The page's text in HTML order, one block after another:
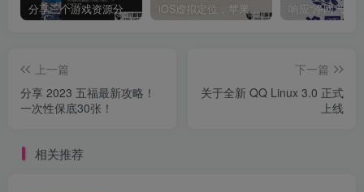
分享三个游戏资源分享的网站，包含Switch游戏、PS4游戏、Steam的单机游戏 iOS虚拟定位，苹果手机如何进行虚拟定位？附四种方法教程
上一篇
分享 2023 五福最新攻略！
一次性保底30张！
下一篇
关于全新 QQ Linux 3.0 正式
上线
相关推荐